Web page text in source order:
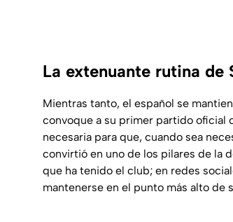
La extenuante rutina de
Mientras tanto, el español se
convoque a su primer partido oficial
necesaria para que, cuando sea
convirtió en uno de los pilares de la
que ha tenido el club; en redes
mantenerse en el punto más alto de